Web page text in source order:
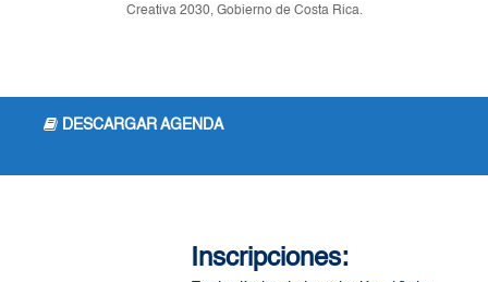
Creativa 2030, Gobierno de Costa Rica.
DESCARGAR AGENDA
Inscripciones: